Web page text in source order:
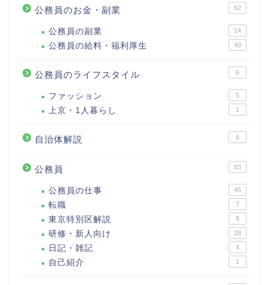
公務員のお金・副業 62
公務員の副業 14
公務員の給料・福利厚生 49
公務員のライフスタイル 6
ファッション 5
上京・1人暮らし 1
自治体解説 6
公務員 83
公務員の仕事 45
転職 7
東京特別区解説 8
研修・新人向け 28
日記・雑記 4
自己紹介 1